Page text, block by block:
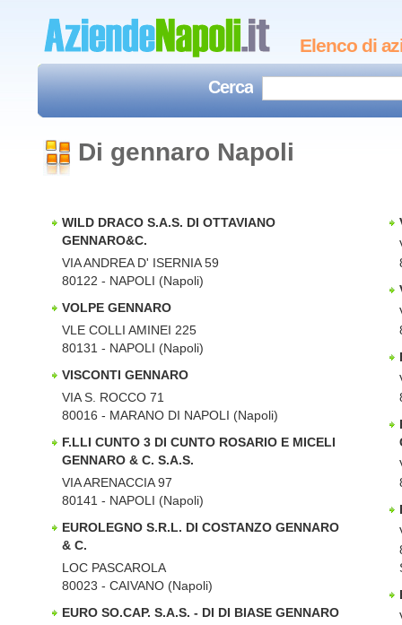
Elenco di
Cerca
Di gennaro Napoli
WILD DRACO S.A.S. DI OTTAVIANO
GENNARO&C.
VIA ANDREA D' ISERNIA 59
80122 - NAPOLI (Napoli)
VOLPE GENNARO
VLE COLLI AMINEI 225
80131 - NAPOLI (Napoli)
VISCONTI GENNARO
VIA S. ROCCO 71
80016 - MARANO DI NAPOLI (Napoli)
F.LLI CUNTO 3 DI CUNTO ROSARIO E MICELI
GENNARO & C. S.A.S.
VIA ARENACCIA 97
80141 - NAPOLI (Napoli)
EUROLEGNO S.R.L. DI COSTANZO GENNARO
& C.
LOC PASCAROLA
80023 - CAIVANO (Napoli)
EURO SO.CAP. S.A.S. - DI DI BIASE GENNARO